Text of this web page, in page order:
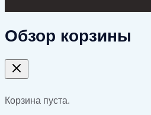
Обзор корзины
Корзина пуста.